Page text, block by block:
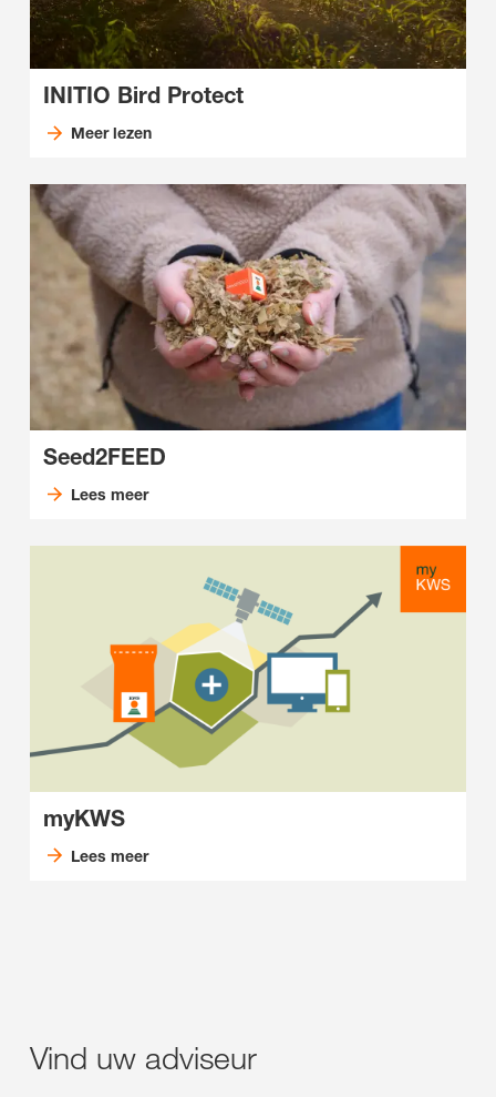
INITIO Bird Protect
Meer lezen
Seed2FEED
Lees meer
myKWS
Lees meer
Vind uw adviseur